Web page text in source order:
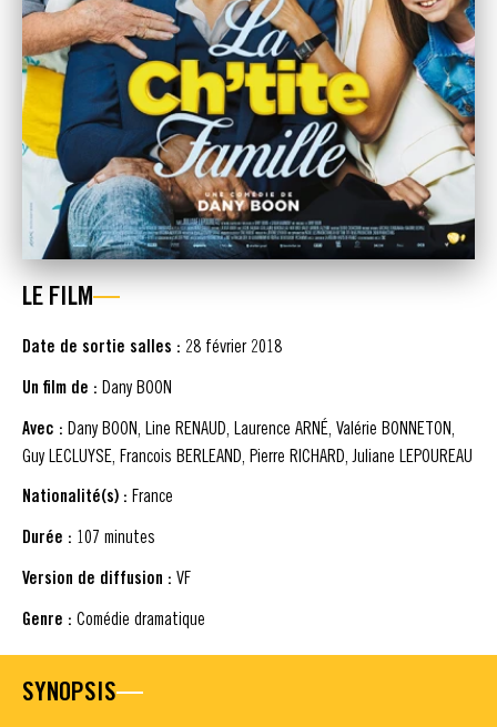
LE FILM
Date de sortie salles : 28 février 2018
Un film de : Dany BOON
Avec : Dany BOON, Line RENAUD, Laurence ARNÉ, Valérie BONNETON,
Guy LECLUYSE, Francois BERLEAND, Pierre RICHARD, Juliane LEPOUREAU
Nationalité(s) : France
Durée : 107 minutes
Version de diffusion : VF
Genre : Comédie dramatique
SYNOPSIS